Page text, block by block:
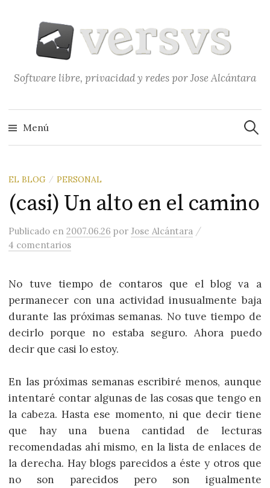
contenido
Software libre, privacidad y redes por Jose Alcántara
Menú
EL BLOG / PERSONAL
(casi) Un alto en el camino
Publicado en2007.06.26 porJose Alcántara /
4 comentarios
No tuve tiempo de contaros que el blog va a
permanecer con una actividad inusualmente baja
durante las próximas semanas. No tuve tiempo de
decirlo porque no estaba seguro. Ahora puedo
decir que casi lo estoy.
En las próximas semanas escribiré menos, aunque
intentaré contar algunas de las cosas que tengo en
la cabeza. Hasta ese momento, ni que decir tiene
que hay una buena cantidad de lecturas
recomendadas ahí mismo, en la lista de enlaces de
la derecha. Hay blogs parecidos a éste y otros que
no son parecidos pero son igualmente